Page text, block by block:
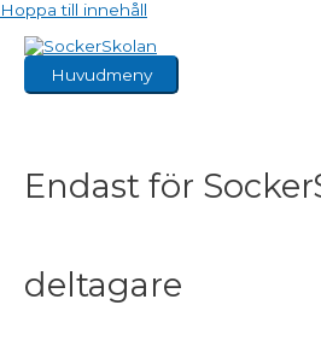
Hoppa till innehåll
Huvudmeny
Endast för
deltagare